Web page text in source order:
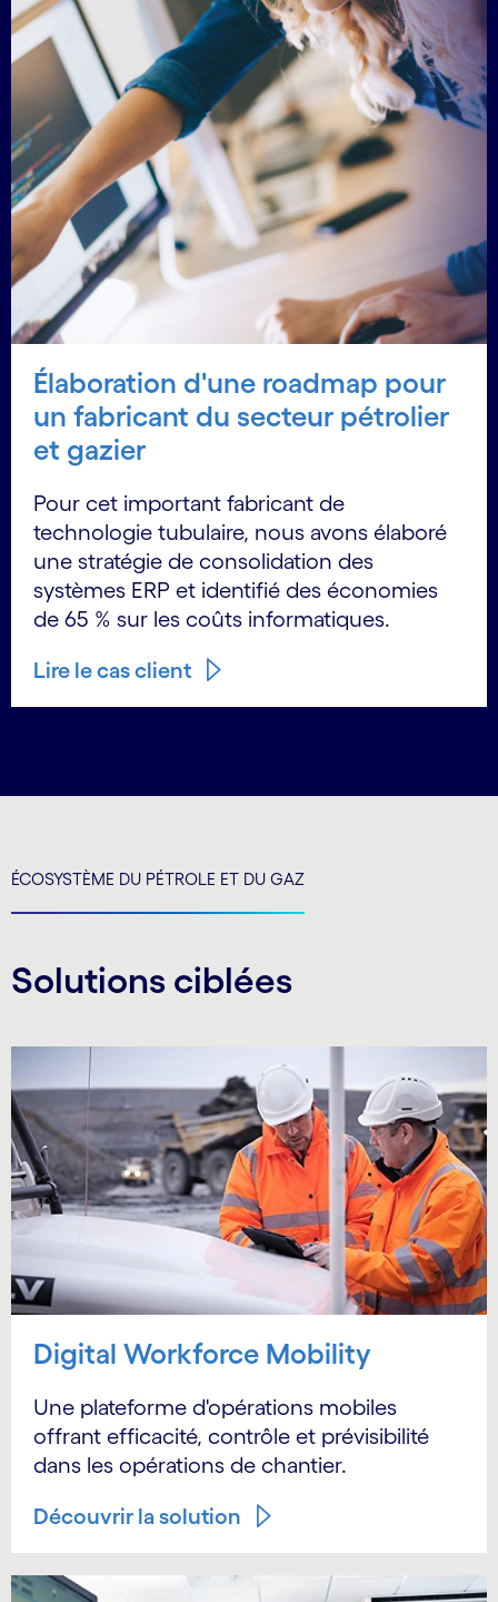
Élaboration d'une roadmap pour
un fabricant du secteur pétrolier
et gazier
Pour cet important fabricant de
technologie tubulaire, nous avons élaboré
une stratégie de consolidation des
systèmes ERP et identifié des économies
de 65 % sur les coûts informatiques.
Lire le cas client
ÉCOSYSTÈME DU PÉTROLE ET DU GAZ
Solutions ciblées
Digital Workforce Mobility
Une plateforme d'opérations mobiles
offrant efficacité, contrôle et prévisibilité
dans les opérations de chantier.
Découvrir la solution